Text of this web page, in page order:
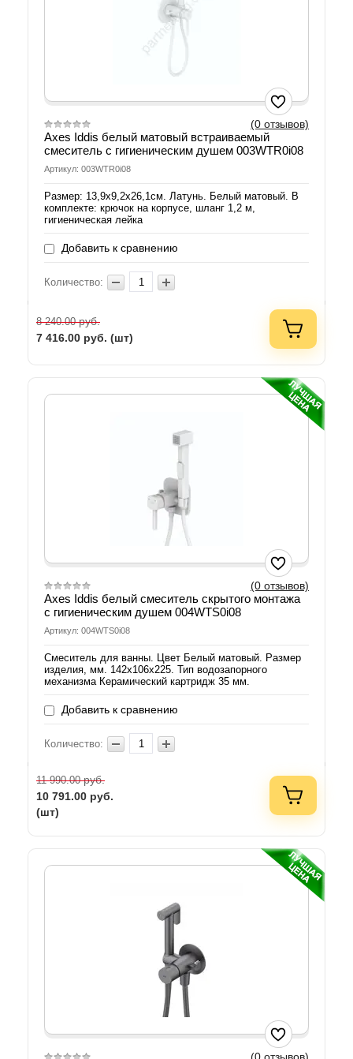
(0 отзывов)
Axes Iddis белый матовый встраиваемый
смеситель с гигиеническим душем 003WTR0i08
Артикул: 003WTR0i08
Размер: 13,9х9,2х26,1см. Латунь. Белый матовый. В
комплекте: крючок на корпусе, шланг 1,2 м,
гигиеническая лейка
Добавить к сравнению
Количество:
8 240.00руб.
7 416.00 руб. (шт)
(0 отзывов)
Axes Iddis белый смеситель скрытого монтажа
с гигиеническим душем 004WTS0i08
Артикул: 004WTS0i08
Смеситель для ванны. Цвет Белый матовый. Размер
изделия, мм. 142x106x225. Тип водозапорного
механизма Керамический картридж 35 мм.
Добавить к сравнению
Количество:
11 990.00руб.
10 791.00 руб.
(шт)